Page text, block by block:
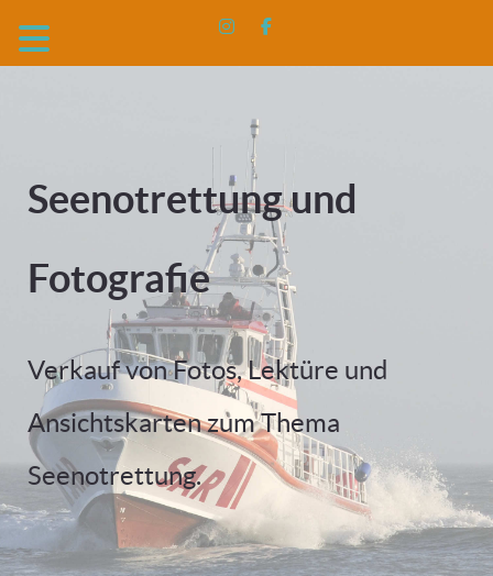
Seenotrettung und
Fotografie
Verkauf von Fotos, Lektüre und
Ansichtskarten zum Thema
Seenotrettung.